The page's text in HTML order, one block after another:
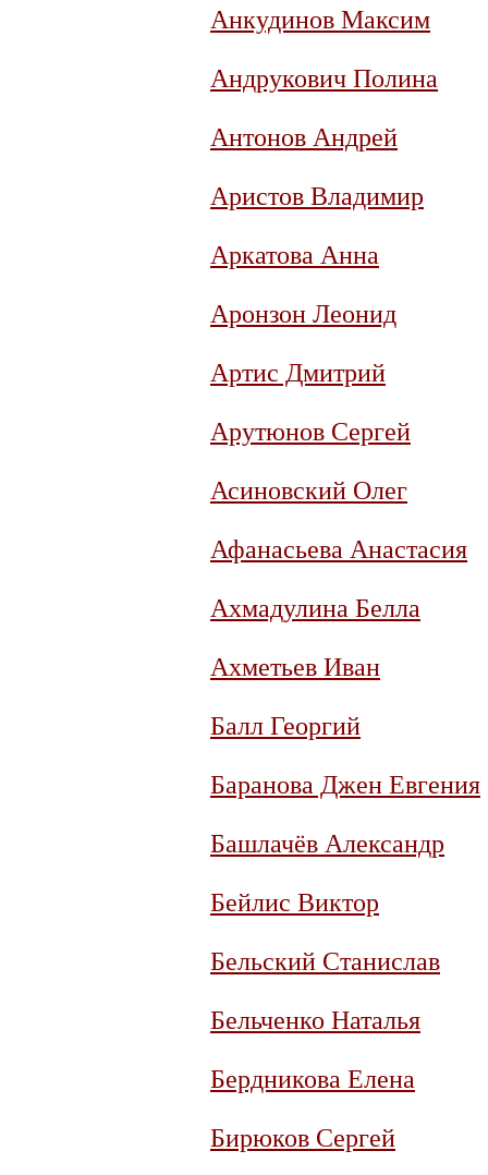
Анкудинов Максим
Андрукович Полина
Антонов Андрей
Аристов Владимир
Аркатова Анна
Аронзон Леонид
Артис Дмитрий
Арутюнов Сергей
Асиновский Олег
Афанасьева Анастасия
Ахмадулина Белла
Ахметьев Иван
Балл Георгий
Баранова Джен Евгения
Башлачёв Александр
Бейлис Виктор
Бельский Станислав
Бельченко Наталья
Бердникова Елена
Бирюков Сергей